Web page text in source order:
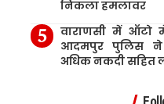
निकला हमलावर
वाराणसी में ऑटो
आदमपुर पुलिस ने
अधिक नकदी सहित